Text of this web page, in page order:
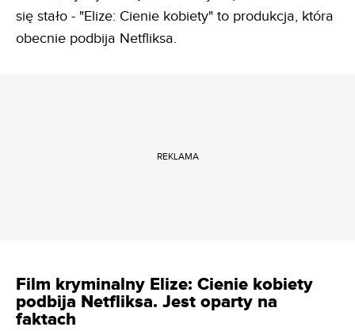
się stało - "Elize: Cienie kobiety" to produkcja, która
obecnie podbija Netfliksa.
REKLAMA
Film kryminalny Elize: Cienie kobiety
podbija Netfliksa. Jest oparty na
faktach